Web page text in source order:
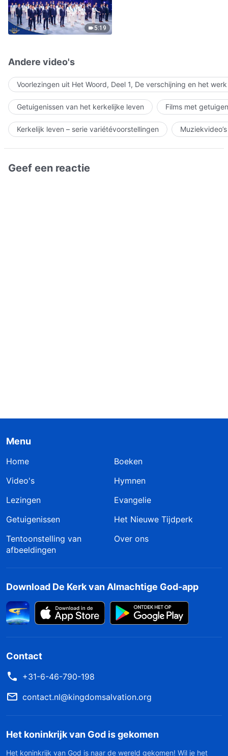
5:19
Andere video's
Voorlezingen uit Het Woord, Deel 1, De verschijning en het
Getuigenissen van het kerkelijke leven Films met
Kerkelijk leven – serie variétévoorstellingen Muziekvideo’s
Geef een reactie
Menu
Home
Boeken
Video's
Hymnen
Lezingen
Evangelie
Getuigenissen
Het Nieuwe Tijdperk
Tentoonstelling van
afbeeldingen
Over ons
Download De Kerk van Almachtige God-app
Contact
+31-6-46-790-198
contact.nl@kingdomsalvation.org
Het koninkrijk van God is gekomen
Het koninkrijk van God is naar de wereld gekomen! Wil je het